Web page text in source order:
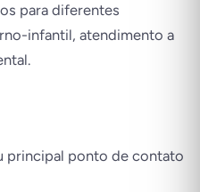
para diferentes
infantil, atendimento a
principal ponto de contato